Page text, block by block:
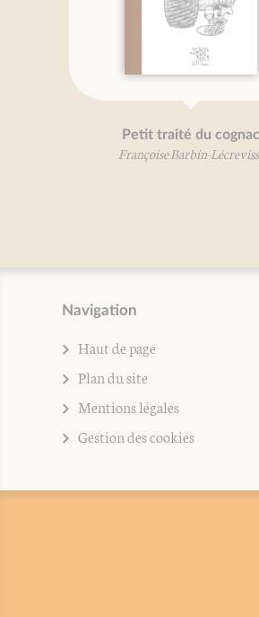
Petit traité du cognac
Françoise Barbin-Lécrevisse
Navigation
Haut de page
Plan du site
Mentions légales
Gestion des cookies